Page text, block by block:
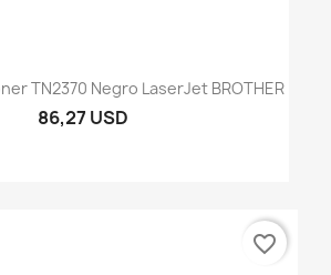
TN2370 Negro LaserJet BROTHER
86,27 USD
favorite_border